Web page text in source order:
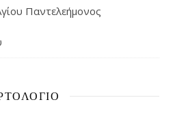
Παντελεήμονος